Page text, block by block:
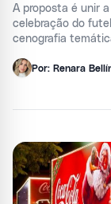
A proposta é unir
celebração do
cenografia
Por: Renara